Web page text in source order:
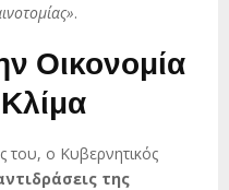
.
Οικονομία
του, ο Κυβερνητικός
της